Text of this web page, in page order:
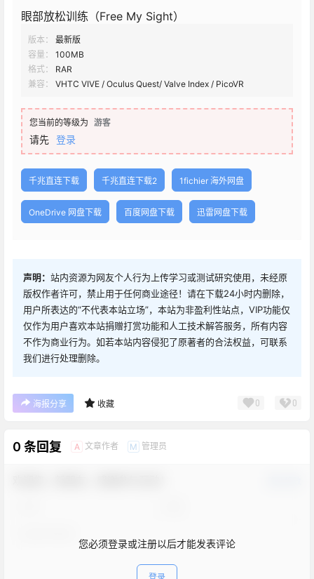
眼部放松训练（Free My Sight）
版本：
最新版
容量：
100MB
格式：
RAR
兼容：
VHTC VIVE / Oculus Quest/ Valve Index / PicoVR
您当前的等级为 游客
请先 登录
千兆直连下载 千兆直连下载2 1fichier 海外网盘
OneDrive 网盘下载 百度网盘下载 迅雷网盘下载
声明： 站内资源为网友个人行为上传学习或测试研究使用，未经原
版权作者许可，禁止用于任何商业途径！请在下载24小时内删除，
用户所表达的“不代表本站立场”，本站为非盈利性站点，VIP功能仅
仅作为用户喜欢本站捐赠打赏功能和人工技术解答服务，所有内容
不作为商业行为。如若本站内容侵犯了原著者的合法权益，可联系
我们进行处理删除。
海报分享 收藏 0 0
0 条回复 A 文章作者 M 管理员
您必须登录或注册以后才能发表评论